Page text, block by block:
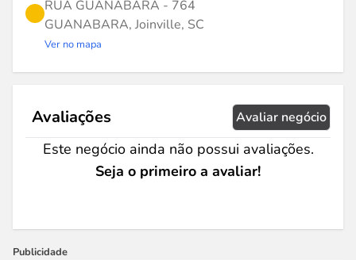
RUA GUANABARA - 764
GUANABARA, Joinville, SC
Ver no mapa
Avaliações Avaliar negócio
Este negócio ainda não possui avaliações.
Seja o primeiro a avaliar!
Publicidade